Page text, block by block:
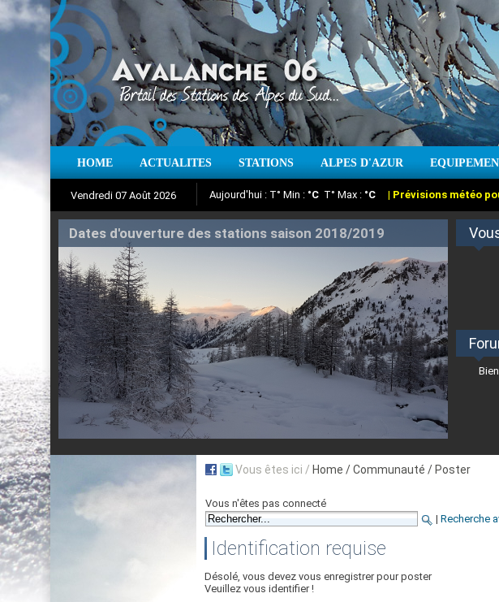
HOME ACTUALITES STATIONS ALPES D'AZUR
Vendredi 07 Août 2026
Aujourd'hui : T° Min : °CT° Max :°C |Prévisions météo
Iso à 0° :mNeige sur 12 heures :cmVent : |Prévisions
Suivez en direct l'actualité des stations des Alpes-Maritimes
Vous êtes ici / Home / Communauté / Poster
Vous n'êtes pas connecté
| Recherche
Identification requise
Désolé, vous devez vous enregistrer pour poster
Veuillez vous identifier !